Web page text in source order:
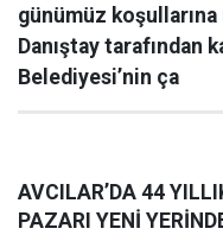
günümüz
Danıştay tarafından
Belediyesi’nin ça
AVCILAR’DA 44
PAZARI YENİ